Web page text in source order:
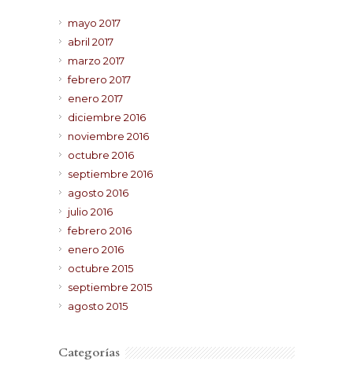
mayo 2017
abril 2017
marzo 2017
febrero 2017
enero 2017
diciembre 2016
noviembre 2016
octubre 2016
septiembre 2016
agosto 2016
julio 2016
febrero 2016
enero 2016
octubre 2015
septiembre 2015
agosto 2015
Categorías